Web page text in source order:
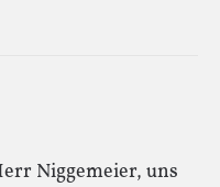
Niggemeier, uns